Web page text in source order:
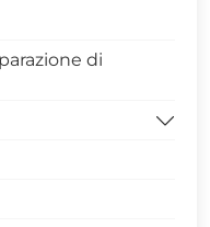
di
- 0423